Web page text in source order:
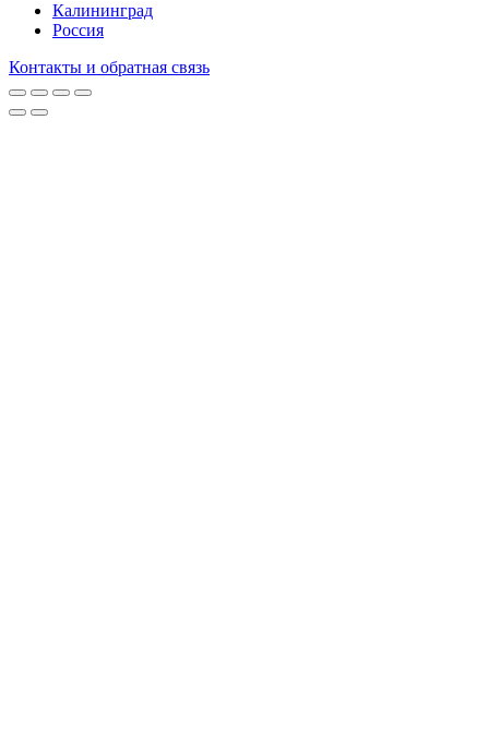
Калининград
Россия
Контакты и обратная связь